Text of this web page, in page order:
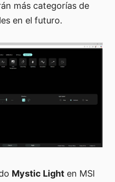
más categorías de
en el futuro.
Mystic Light en MSI